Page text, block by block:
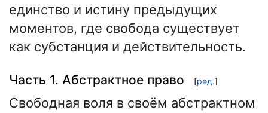
единство и истину предыдущих
моментов, где свобода существует
как субстанция и действительность.
Часть 1. Абстрактное право [ред.]
Свободная воля в своём абстрактном